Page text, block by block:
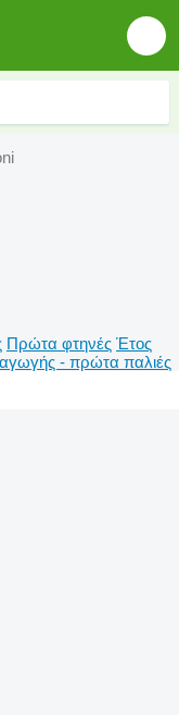
Πρώτα φτηνές Έτος
- πρώτα παλιές